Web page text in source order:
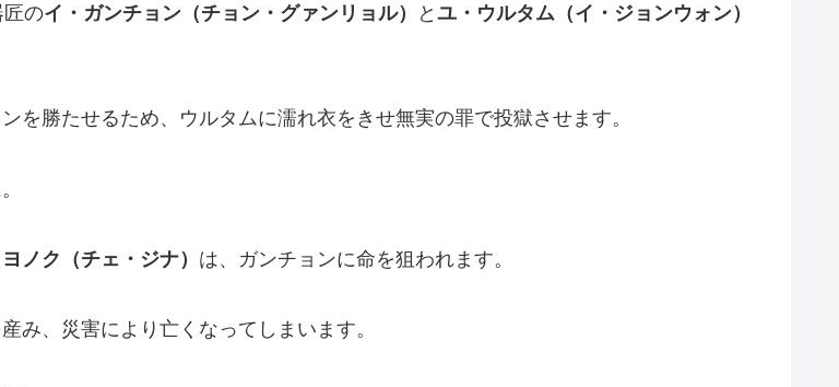
匠のイ・ガンチョン（チョン・グァンリョル） と ユ・ウルタム（イ・ジョンウォン）
を勝たせるため、ウルタムに濡れ衣をきせ無実の罪で投獄させます。
ヨノク（チェ・ジナ） は、ガンチョンに命を狙われます。
み、災害により亡くなってしまいます。